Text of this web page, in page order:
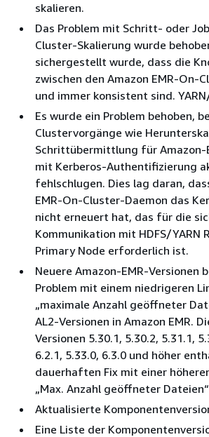
skalieren.
Das Problem mit Schritt- oder
Cluster-Skalierung wurde
sichergestellt wurde, dass die
zwischen den Amazon EMR-On-
und immer konsistent sind.
Es wurde ein Problem behoben,
Clustervorgänge wie
Schrittübermittlung für Amazon-
mit Kerberos-Authentifizierung
fehlschlugen. Dies lag daran,
EMR-On-Cluster-Daemon das
nicht erneuert hat, das für die
Kommunikation mit HDFS/YARN
Primary Node erforderlich ist.
Neuere Amazon-EMR-Versionen
Problem mit einem niedrigeren
„maximale Anzahl geöffneter
AL2-Versionen in Amazon EMR.
Versionen 5.30.1, 5.30.2, 5.31.1,
6.2.1, 5.33.0, 6.3.0 und höher
dauerhaften Fix mit einer
„Max. Anzahl geöffneter
Aktualisierte
Eine Liste der